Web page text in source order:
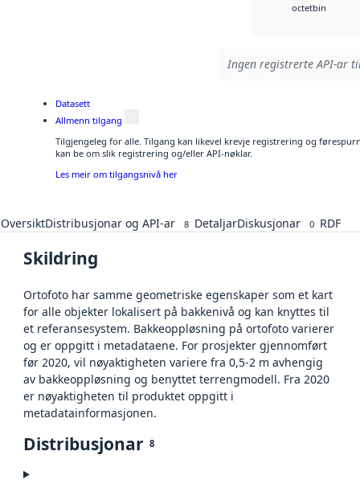
octetbin
Ingen registrerte API-ar
Datasett
Allmenn tilgang
Tilgjengeleg for alle. Tilgang kan likevel krevje registrering og
kan be om slik registrering og/eller API-nøklar.
Les meir om tilgangsnivå her
OversiktDistribusjonar og API-ar 8 DetaljarDiskusjonar 0 RDF
Skildring
Ortofoto har samme geometriske egenskaper som et kart
for alle objekter lokalisert på bakkenivå og kan knyttes til
et referansesystem. Bakkeoppløsning på ortofoto varierer
og er oppgitt i metadataene. For prosjekter gjennomført
før 2020, vil nøyaktigheten variere fra 0,5-2 m avhengig
av bakkeoppløsning og benyttet terrengmodell. Fra 2020
er nøyaktigheten til produktet oppgitt i
metadatainformasjonen.
Distribusjonar 8